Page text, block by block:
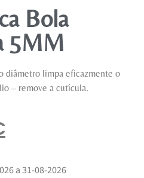
Bola
5MM
diâmetro limpa eficazmente o
– remove a cutícula.
a 31-08-2026